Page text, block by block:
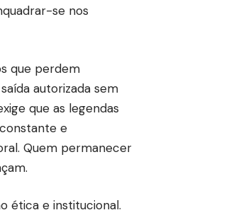
se nos
que perdem
autorizada sem
que as legendas
e
Quem permanecer
ética e institucional.